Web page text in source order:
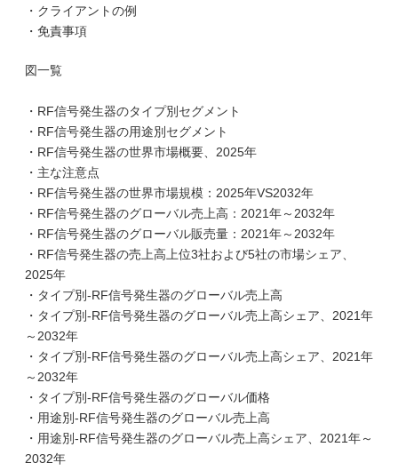
・クライアントの例
・免責事項
図一覧
・RF信号発生器のタイプ別セグメント
・RF信号発生器の用途別セグメント
・RF信号発生器の世界市場概要、2025年
・主な注意点
・RF信号発生器の世界市場規模：2025年VS2032年
・RF信号発生器のグローバル売上高：2021年～2032年
・RF信号発生器のグローバル販売量：2021年～2032年
・RF信号発生器の売上高上位3社および5社の市場シェア、
2025年
・タイプ別-RF信号発生器のグローバル売上高
・タイプ別-RF信号発生器のグローバル売上高シェア、2021年
～2032年
・タイプ別-RF信号発生器のグローバル売上高シェア、2021年
～2032年
・タイプ別-RF信号発生器のグローバル価格
・用途別-RF信号発生器のグローバル売上高
・用途別-RF信号発生器のグローバル売上高シェア、2021年～
2032年